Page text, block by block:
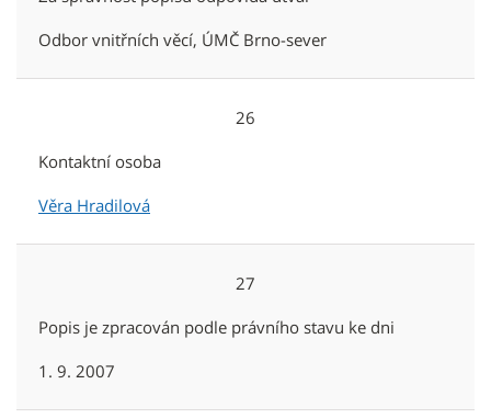
Odbor vnitřních věcí, ÚMČ Brno-sever
26
Kontaktní osoba
Věra Hradilová
27
Popis je zpracován podle právního stavu ke dni
1. 9. 2007